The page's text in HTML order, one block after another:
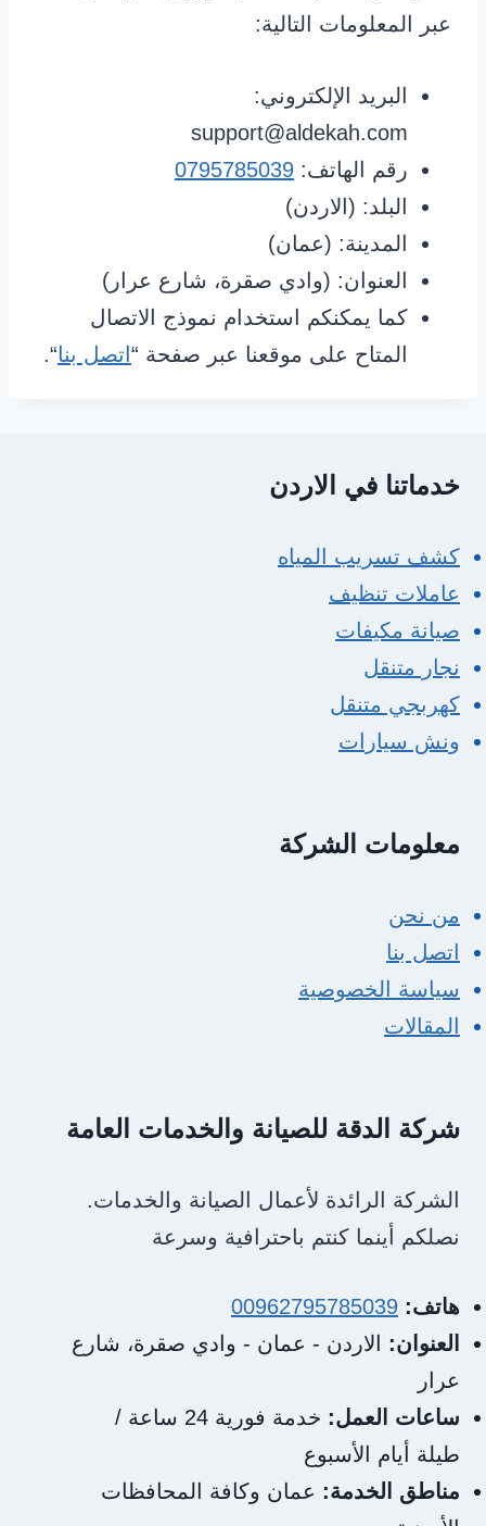
عبر المعلومات التالية:
البريد الإلكتروني:
support@aldekah.com
رقم الهاتف: 0795785039
البلد: (الاردن)
المدينة: (عمان)
العنوان: (وادي صقرة، شارع عرار)
كما يمكنكم استخدام نموذج الاتصال
المتاح على موقعنا عبر صفحة “ اتصل بنا“.
خدماتنا في الاردن
كشف تسريب المياه
عاملات تنظيف
صيانة مكيفات
نجار متنقل
كهربجي متنقل
ونش سيارات
معلومات الشركة
من نحن
اتصل بنا
سياسة الخصوصية
المقالات
شركة الدقة للصيانة والخدمات العامة
الشركة الرائدة لأعمال الصيانة والخدمات.
نصلكم أينما كنتم باحترافية وسرعة
هاتف: 00962795785039
العنوان: الاردن - عمان - وادي صقرة، شارع
عرار
ساعات العمل:
خدمة فورية 24 ساعة /
طيلة أيام الأسبوع
مناطق الخدمة: عمان وكافة المحافظات